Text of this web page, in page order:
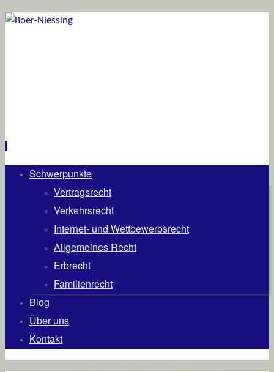
Zum
Schwerpunkte
Vertragsrecht
Verkehrsrecht
Internet- und Wettbewerbsrecht
Allgemeines Recht
Erbrecht
Familienrecht
Blog
Über uns
Kontakt